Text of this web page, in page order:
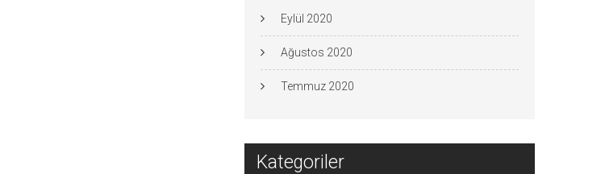
Eylül 2020
Ağustos 2020
Temmuz 2020
Kategoriler